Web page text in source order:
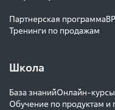
Партнерская программа
Тренинги по продажам
Школа
База знанийОнлайн-курсы
Обучение по продуктам и